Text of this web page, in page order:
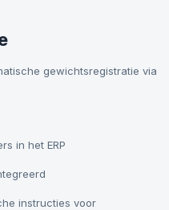
gewichtsregistratie via
in het ERP
instructies voor